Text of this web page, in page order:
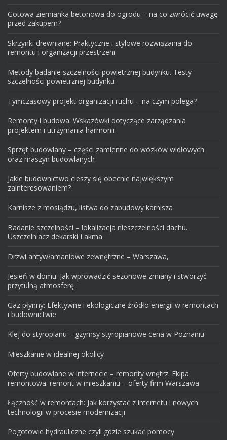
Gotowa ziemianka betonowa do ogrodu – na co zwrócić uwagę
przed zakupem?
Skrzynki drewniane: Praktyczne i stylowe rozwiązania do
remontu i organizacji przestrzeni
Metody badanie szczelności powietrznej budynku. Testy
szczelności powietrznej budynku
Tymczasowy projekt organizacji ruchu – na czym polega?
Remonty i budowa: Wskazówki dotyczące zarządzania
projektem i utrzymania harmonii
Sprzęt budowlany – części zamienne do wózków widłowych
oraz maszyn budowlanych
Jakie budownictwo cieszy się obecnie największym
zainteresowaniem?
Karnisze z mosiądzu, listwa do zabudowy karnisza
Badanie szczelności – lokalizacja nieszczelności dachu.
Uszczelniacz dekarski Lakma
Drzwi antywłamaniowe zewnętrzne – Warszawa,
Jesień w domu: Jak wprowadzić sezonowe zmiany i stworzyć
przytulną atmosferę
Gaz płynny: Efektywne i ekologiczne źródło energii w remontach
i budownictwie
Klej do styropianu – gzymsy styropianowe cena w Poznaniu
Mieszkanie w idealnej okolicy
Oferty budowlane w internecie – remonty wnętrz. Ekipa
remontowa: remont w mieszkaniu – oferty firm Warszawa
Łączność w remontach: Jak korzystać z internetu i nowych
technologii w procesie modernizacji
Pogotowie hydrauliczne czyli gdzie szukać pomocy